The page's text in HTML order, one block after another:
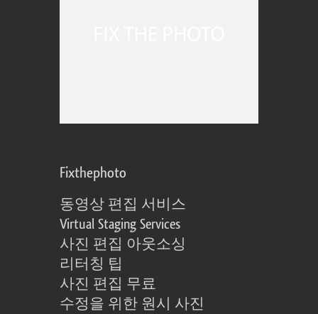
Fixthephoto
동영상 편집 서비스
Virtual Staging Services
사진 편집 아웃소싱
리터칭 팁
사진 편집 무료
수정을 위한 원시 사진